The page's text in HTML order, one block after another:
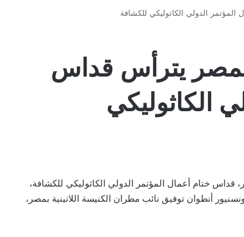
الدولي الكاثوليكي للكشافة
بمصر يترأس قداس
الكاثوليكي
قداس ختام أعمال المؤتمر الدولي الكاثوليكي للكشافة،
أنطوان توفيق نائب مطران الكنيسة اللاتينية بمصر،